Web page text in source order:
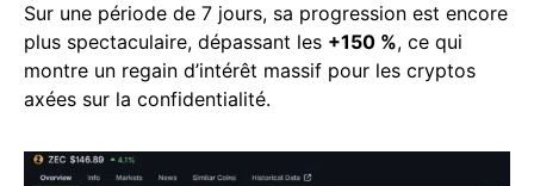
Sur une période de 7 jours, sa progression est encore
plus spectaculaire, dépassant les +150 %, ce qui
montre un regain d’intérêt massif pour les cryptos
axées sur la confidentialité.